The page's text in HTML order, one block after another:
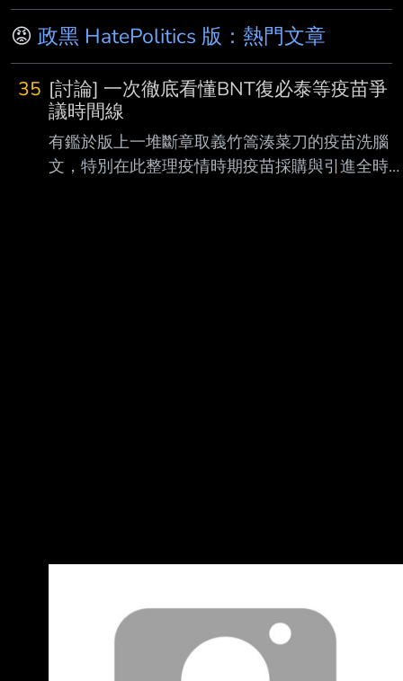
😡 政黑 HatePolitics 版：熱門文章
35 [討論] 一次徹底看懂BNT復必泰等疫苗爭
議時間線
有鑑於版上一堆斷章取義竹篙湊菜刀的疫苗洗腦
文，特別在此整理疫情時期疫苗採購與引進全時